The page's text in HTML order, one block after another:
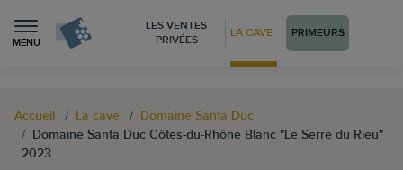
MENU
LES VENTES
PRIVÉES
LA CAVE PRIMEURS
Accueil La cave
Domaine Santa Duc
Domaine Santa Duc Côtes-du-Rhône Blanc "Le Serre du Rieu"
2023